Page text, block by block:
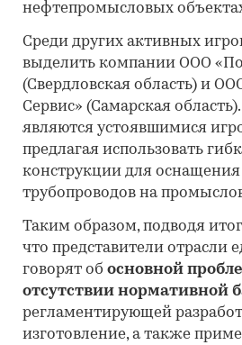
нефтепромысловых
Среди других активных
выделить компании ООО
(Свердловская область) и
Сервис» (Самарская
являются устоявшимися
предлагая использовать
конструкции для
трубопроводов на
Таким образом, подводя
что представители отрасли
говорят об основной
отсутствии нормативной
регламентирующей
изготовление, а также